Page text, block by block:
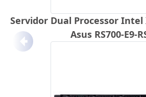
Servidor Dual Processor Intel
Asus RS700-E9-
Anterior